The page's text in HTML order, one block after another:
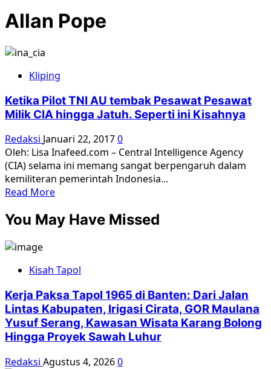
Allan Pope
Kliping
Ketika Pilot TNI AU tembak Pesawat Pesawat
Milik CIA hingga Jatuh. Seperti ini Kisahnya
Redaksi Januari 22, 20170
Oleh: Lisa Inafeed.com – Central Intelligence Agency
(CIA) selama ini memang sangat berpengaruh dalam
kemiliteran pemerintah Indonesia...
Read MoreRead
about
Ketika
AU
Pesawat
Pesawat
Milik
CIA
Jatuh.
You May Have Missed
Kisah Tapol
Kerja Paksa Tapol 1965 di Banten: Dari Jalan
Lintas Kabupaten, Irigasi Cirata, GOR Maulana
Yusuf Serang, Kawasan Wisata Karang Bolong
Hingga Proyek Sawah Luhur
Redaksi Agustus 4, 20260